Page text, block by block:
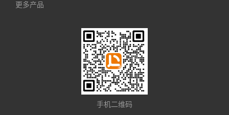
更多产品
手机二维码